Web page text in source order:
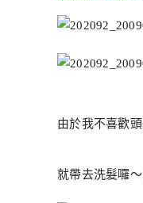
由於我不喜歡
就帶去洗髮囉